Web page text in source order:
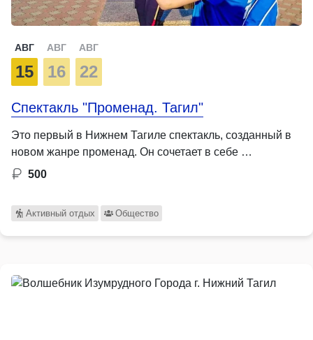
АВГ
15
АВГ
16
АВГ
22
Спектакль "Променад. Тагил"
Это первый в Нижнем Тагиле спектакль, созданный в
новом жанре променад. Он сочетает в себе …
500
Активный отдых Общество